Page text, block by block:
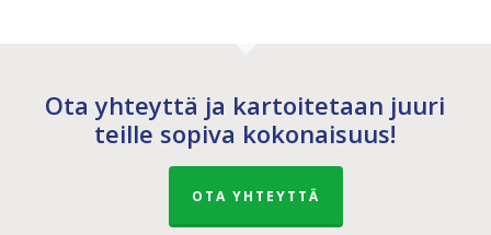
Ota yhteyttä ja kartoitetaan juuri
teille sopiva kokonaisuus!
OTA YHTEYTTÄ